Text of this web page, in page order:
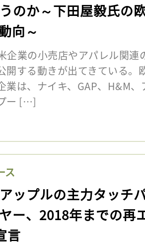
のか～下田屋毅氏の
向～
企業の小売店やアパレル関連
開する動きが出てきている。
業は、ナイキ、GAP、H&M
ー […]
ス
アップルの主力タッチ
ー、2018年までの再
言